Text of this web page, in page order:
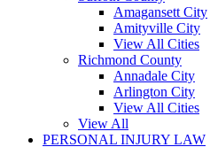
Amagansett City
Amityville City
View All Cities
Richmond County
Annadale City
Arlington City
View All Cities
View All
PERSONAL INJURY LAW